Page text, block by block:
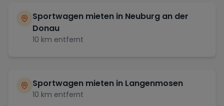
Sportwagen mieten in Neuburg an der
Donau
10 km entfernt
Sportwagen mieten in Langenmosen
10 km entfernt